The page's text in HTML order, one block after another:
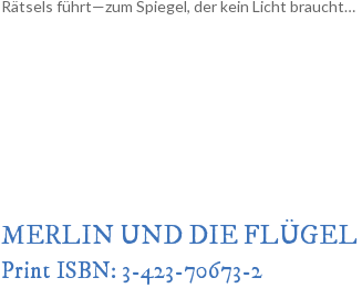
Rätsels führt—zum Spiegel, der kein Licht braucht…
MERLIN UND DIE
Print ISBN: 3-423-70673-2